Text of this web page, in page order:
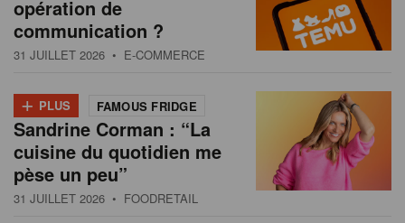
opération de
communication ?
31 JUILLET 2026 • E-COMMERCE
+ PLUS FAMOUS FRIDGE
Sandrine Corman : “La
cuisine du quotidien me
pèse un peu”
31 JUILLET 2026 • FOODRETAIL